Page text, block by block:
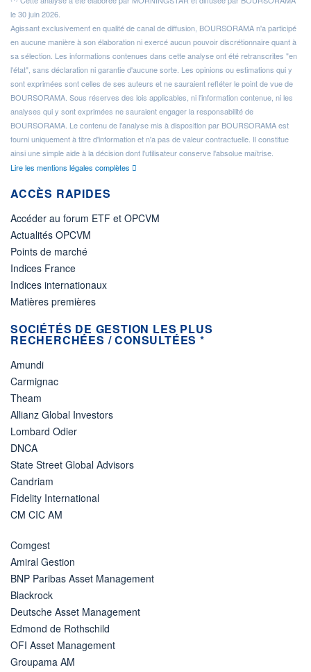
le 30 juin 2026.
Agissant exclusivement en qualité de canal de diffusion, BOURSORAMA n'a participé
en aucune manière à son élaboration ni exercé aucun pouvoir discrétionnaire quant à
sa sélection. Les informations contenues dans cette analyse ont été retranscrites "en
l'état", sans déclaration ni garantie d'aucune sorte. Les opinions ou estimations qui y
sont exprimées sont celles de ses auteurs et ne sauraient refléter le point de vue de
BOURSORAMA. Sous réserves des lois applicables, ni l'information contenue, ni les
analyses qui y sont exprimées ne sauraient engager la responsabilité de
BOURSORAMA. Le contenu de l'analyse mis à disposition par BOURSORAMA est
fourni uniquement à titre d'information et n'a pas de valeur contractuelle. Il constitue
ainsi une simple aide à la décision dont l'utilisateur conserve l'absolue maîtrise.
Lire les mentions légales complètes
ACCÈS RAPIDES
Accéder au forum ETF et OPCVM
Actualités OPCVM
Points de marché
Indices France
Indices internationaux
Matières premières
SOCIÉTÉS DE GESTION LES PLUS
RECHERCHÉES / CONSULTÉES *
Amundi
Carmignac
Theam
Allianz Global Investors
Lombard Odier
DNCA
State Street Global Advisors
Candriam
Fidelity International
CM CIC AM
Comgest
Amiral Gestion
BNP Paribas Asset Management
Blackrock
Deutsche Asset Management
Edmond de Rothschild
OFI Asset Management
Groupama AM